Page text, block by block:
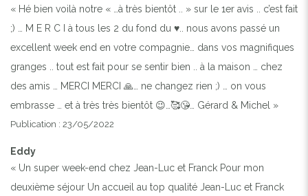
« Hé bien voilà notre « …à très bientôt .. » sur le 1er avis .. c’est fait
;) … M E R C I à tous les 2 du fond du ♥️.. nous avons passé un
excellent week end en votre compagnie… dans vos magnifiques
granges .. tout est fait pour se sentir bien .. à la maison … chez
des amis … MERCI MERCI 🙏… ne changez rien ;) … on vous
embrasse … et à très très bientôt 😉…🥰😘… Gérard & Michel »
Publication : 23/05/2022
Eddy
« Un super week-end chez Jean-Luc et Franck Pour mon
deuxième séjour Un accueil au top qualité Jean-Luc et Franck